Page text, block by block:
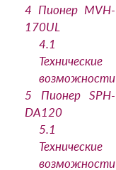
4 Пионер MVH-
170UL
4.1
Технические
возможности
5 Пионер SPH-
DA120
5.1
Технические
возможности